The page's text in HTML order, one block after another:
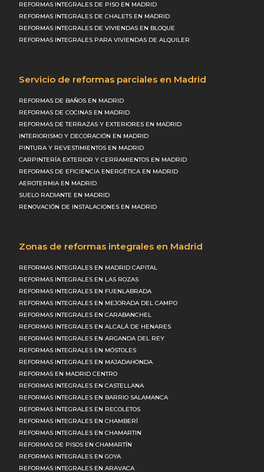
REFORMAS INTEGRALES DE PISO EN MADRID
REFORMAS INTEGRALES DE CHALETS EN MADRID
REFORMAS INTEGRALES DE VIVIENDAS EN BLOQUE
REFORMAS INTEGRALES PARA VIVIENDAS DE ALQUILER
Servicio de reformas parciales en Madrid
REFORMAS DE BAÑOS EN MADRID
REFORMAS DE COCINAS EN MADRID
REFORMAS DE TERRAZAS Y EXTERIORES EN MADRID
INTERIORISMO Y DECORACIÓN EN MADRID
PINTURA Y REVESTIMIENTOS EN MADRID
CARPINTERÍA EXTERIOR Y CERRAMIENTOS EN MADRID
REFORMAS DE EFICIENCIA ENERGÉTICA EN MADRID
AEROTERMIA EN MADRID
SUELO RADIANTE EN MADRID
RENOVACIÓN DE INSTALACIONES EN MADRID
Zonas de reformas integrales en Madrid
REFORMAS INTEGRALES EN MADRID CAPITAL
REFORMAS INTEGRALES EN LAS ROZAS
REFORMAS INTEGRALES EN FUENLABRADA
REFORMAS INTEGRALES EN MEJORADA DEL CAMPO
REFORMAS INTEGRALES EN CARABANCHEL
REFORMAS INTEGRALES EN ALCALÁ DE HENARES
REFORMAS INTEGRALES EN ARGANDA DEL REY
REFORMAS INTEGRALES EN MÓSTOLES
REFORMAS INTEGRALES EN MAJADAHONDA
REFORMAS EN MADRID CENTRO
REFORMAS INTEGRALES EN CASTELLANA
REFORMAS INTEGRALES EN BARRIO SALAMANCA
REFORMAS INTEGRALES EN RECOLETOS
REFORMAS INTEGRALES EN CHAMBERÍ
REFORMAS INTEGRALES EN CHAMARTIN
REFORMAS DE PISOS EN CHAMARTÍN
REFORMAS INTEGRALES EN GOYA
REFORMAS INTEGRALES EN ARAVACA